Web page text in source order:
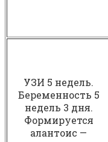
УЗИ 5 недель.
Беременность 5
недель 3 дня.
Формируется
алантоис —